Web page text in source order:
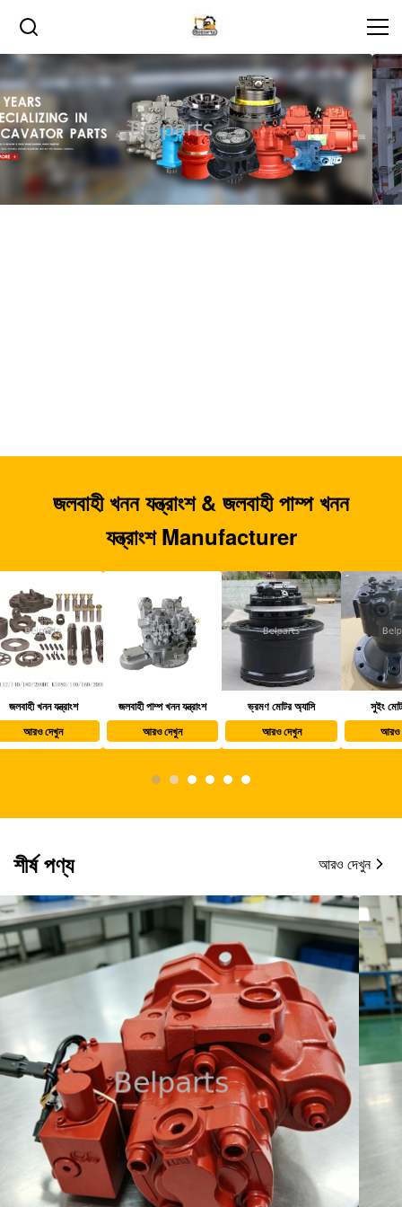
জলবাহী খনন যন্ত্রাংশ & জলবাহী পাম্প খনন
যন্ত্রাংশ Manufacturer
জলবাহী পাম্প খনন যন্ত্রাংশ
আরও দেখুন
ভ্রমণ মোটর অ্যাসি
আরও দেখুন
সুইং মোটর অ্যাসি
আরও দেখুন
শীর্ষ পণ্য আরও দেখুন